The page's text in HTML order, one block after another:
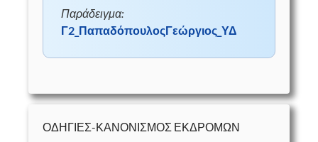
Παράδειγμα:
Γ2_​Παπαδόπουλος​Γεώργιος_​ΥΔ
ΟΔΗΓΙΕΣ-ΚΑΝΟΝΙΣΜΟΣ ΕΚΔΡΟΜΩΝ